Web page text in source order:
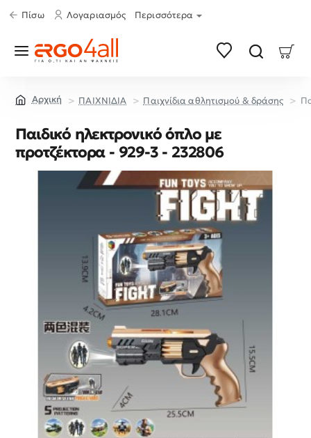
Πίσω Λογαριασμός Περισσότερα
ΠΑΙΧΝΙΔΙΑ Παιχνίδια αθλητισμού & δράσης
Παιδικό ηλεκτρονικό όπλο με
προτζέκτορα - 929-3 - 232806